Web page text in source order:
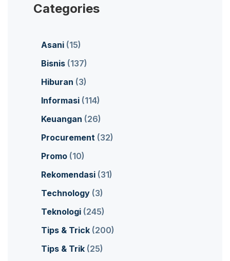
Categories
Asani (15)
Bisnis (137)
Hiburan (3)
Informasi (114)
Keuangan (26)
Procurement (32)
Promo (10)
Rekomendasi (31)
Technology (3)
Teknologi (245)
Tips & Trick (200)
Tips & Trik (25)